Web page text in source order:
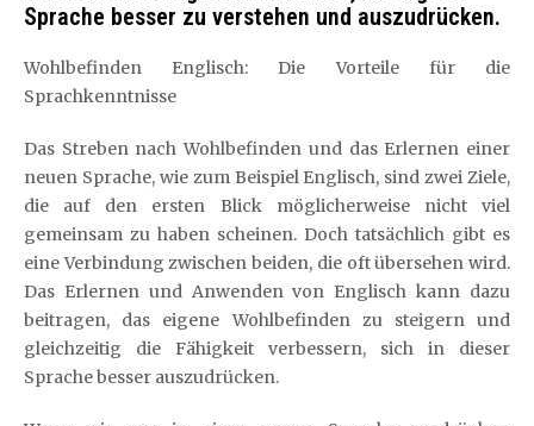
Sprache besser zu verstehen und auszudrücken.
Wohlbefinden Englisch: Die Vorteile für die
Sprachkenntnisse
Das Streben nach Wohlbefinden und das Erlernen einer
neuen Sprache, wie zum Beispiel Englisch, sind zwei Ziele,
die auf den ersten Blick möglicherweise nicht viel
gemeinsam zu haben scheinen. Doch tatsächlich gibt es
eine Verbindung zwischen beiden, die oft übersehen wird.
Das Erlernen und Anwenden von Englisch kann dazu
beitragen, das eigene Wohlbefinden zu steigern und
gleichzeitig die Fähigkeit verbessern, sich in dieser
Sprache besser auszudrücken.